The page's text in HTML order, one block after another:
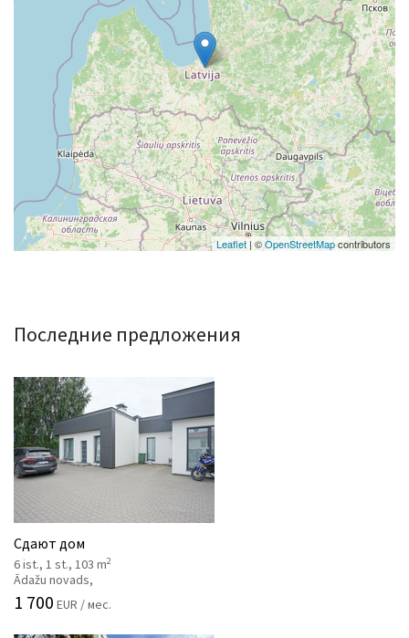
Leaflet | ©OpenStreetMapcontributors
Последние предложения
Сдают дом
6 ist., 1 st., 103 m2
Ādažu novads,
1 700 EUR / мес.